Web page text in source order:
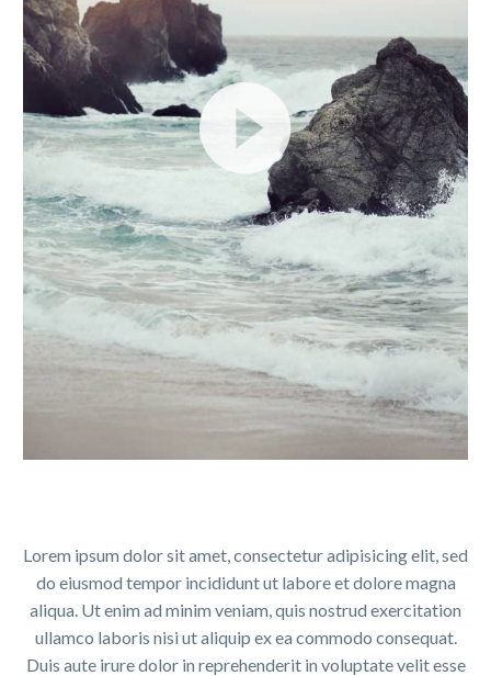
Video
Player
Lorem ipsum dolor sit amet, consectetur adipisicing elit, sed
do eiusmod tempor incididunt ut labore et dolore magna
aliqua. Ut enim ad minim veniam, quis nostrud exercitation
ullamco laboris nisi ut aliquip ex ea commodo consequat.
Duis aute irure dolor in reprehenderit in voluptate velit esse